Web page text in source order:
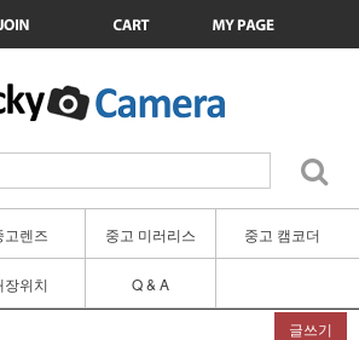
고렌즈 중고 미러리스 중고 캠코더
장위치 Q & A
글쓰기